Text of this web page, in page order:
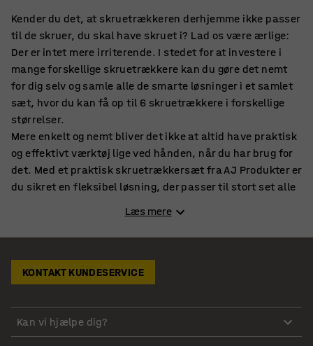
Kender du det, at skruetrækkeren derhjemme ikke passer
til de skruer, du skal have skruet i? Lad os være ærlige:
Der er intet mere irriterende. I stedet for at investere i
mange forskellige skruetrækkere kan du gøre det nemt
for dig selv og samle alle de smarte løsninger i et samlet
sæt, hvor du kan få op til 6 skruetrækkere i forskellige
størrelser.
Mere enkelt og nemt bliver det ikke at altid have praktisk
og effektivt værktøj lige ved hånden, når du har brug for
det. Med et praktisk skruetrækkersæt fra AJ Produkter er
du sikret en fleksibel løsning, der passer til stort set alle
skruetrækker i høj kvalitet
Med en skruetrækker fra AJ Produkter er du garanteret
såvel som ergonomi. Vores skruetrækkere i vores
skruetrækkersæt er designet til at give et godt greb, som
Læs mere
KONTAKT KUNDESERVICE
Kan vi hjælpe dig?